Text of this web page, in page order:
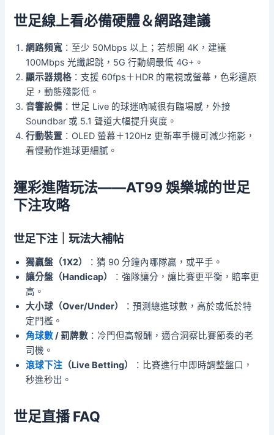
世足線上看必備硬體＆網路建議
網路頻寬 ：至少 50Mbps 以上；若想開 4K，建議
100Mbps 光纖起跳，5G 行動網最低 4G+。
顯示器規格 ：支援 60fps＋HDR 的電視或螢幕，色彩還原
足，動態殘影低。
音響設備 ：世足 Live 的球迷吶喊很有臨場感，外接
Soundbar 或 5.1 聲道大幅提升爽度。
行動裝置 ：OLED 螢幕＋120Hz 更新率手機可減少拖影，
看慢動作進球更細膩。
運彩進階玩法——AT99 娛樂城的世足
下注攻略
世足下注｜玩法大補帖
獨贏盤（1X2）
：猜 90 分鐘內哪隊贏，或平手。
讓分盤（Handicap）
：強隊讓分，讓比賽更平衡，賠率更
高。
大小球（Over/Under）
：預測總進球數，高於或低於特
定門檻。
角球數/ 罰牌數 ：冷門但高報酬，適合洞察比賽節奏的老
司機。
滾球下注 （Live Betting）
：比賽進行中即時調整盤口，
秒進秒出。
世足直播 FAQ